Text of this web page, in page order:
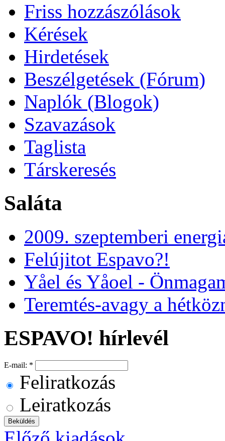
Friss hozzászólások
Kérések
Hirdetések
Beszélgetések (Fórum)
Naplók (Blogok)
Szavazások
Taglista
Társkeresés
Saláta
2009. szeptemberi
Felújitot Espavo?!
Yåel és Yåoel -
Teremtés-avagy a
ESPAVO! hírlevél
E-mail: *
Feliratkozás
Leiratkozás